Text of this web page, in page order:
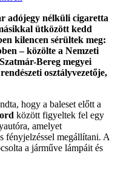
adójegy nélküli cigaretta
ütközött kedd
kilencen sérültek meg:
– közölte a Nemzeti
Bereg megyei
osztályvezetője,
hogy a baleset előtt a
között figyeltek fel egy
amelyet
fényjelzéssel megállítani. A
a járműve lámpáit és